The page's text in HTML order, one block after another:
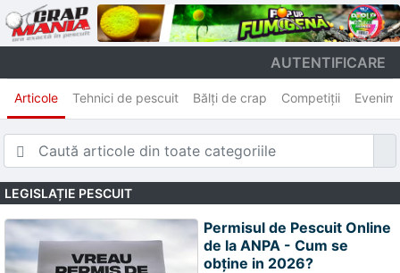
AUTENTIFICARE
Articole Tehnici de pescuit Bălți de crap Competiții
LEGISLAȚIE PESCUIT
Permisul de Pescuit Online
de la ANPA - Cum se
obține in 2026?